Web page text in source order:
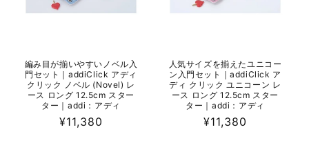
編み目が揃いやすいノベル入
門セット｜addiClick アディ
クリック ノベル (Novel) レ
ース ロング 12.5cm スター
ター｜addi：アディ
通
¥11,380
人気サイズを揃えたユニコー
ン入門セット｜addiClick ア
ディ クリック ユニコーン レ
ース ロング 12.5cm スター
ター｜addi：アディ
通
¥11,380